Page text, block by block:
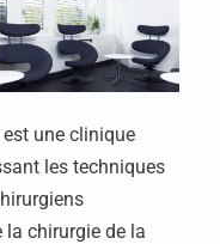
est une clinique
les techniques
la chirurgie de la